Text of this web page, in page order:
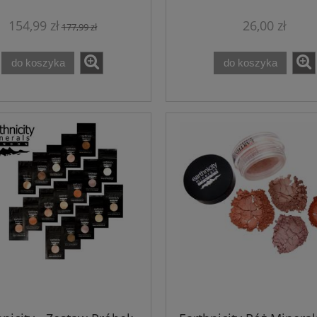
i regeneracja - Theo
Marvee
74,99 zł
regularna:84,00 zł
cena: 84,00 zł
do koszyka
79,99 zł
Cena regularna:88,50 zł
Najniższa cena:88,50 zł
do koszyka
154,99 zł177,99 zł
do koszyka
26,00 zł
do koszyka